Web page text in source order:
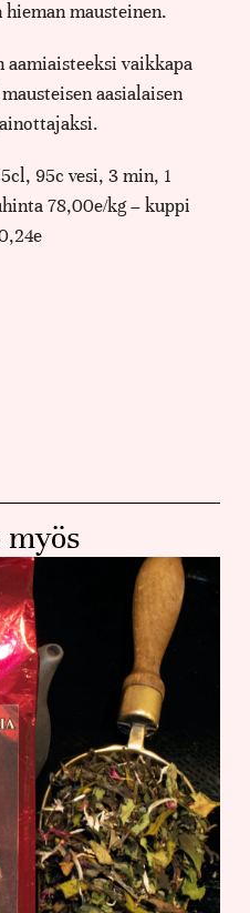
mausteinen.
aamiaisteeksi vaikkapa
aasialaisen
95c vesi, 3 min, 1
78,00e/kg – kuppi
myös